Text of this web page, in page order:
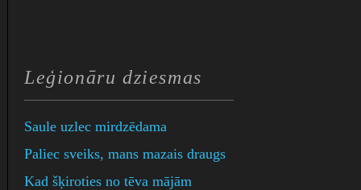
Leģionāru dziesmas
Saule uzlec mirdzēdama
Paliec sveiks, mans mazais draugs
Kad šķiroties no tēva mājām